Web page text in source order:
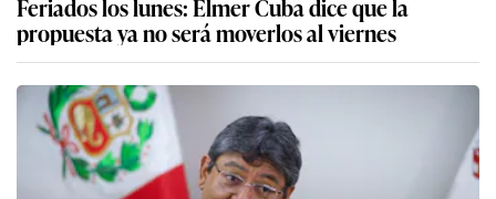
propuesta ya no será moverlos al viernes